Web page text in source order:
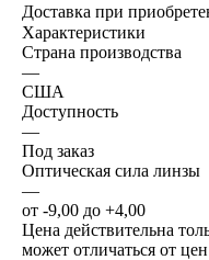
Доставка при
Характеристики
Страна производства
—
США
Доступность
—
Под заказ
Оптическая сила линзы
—
от -9,00 до +4,00
Цена действительна
может отличаться от